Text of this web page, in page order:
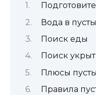
Вода в
Поиск еды
Поиск
Плюсы
Правила